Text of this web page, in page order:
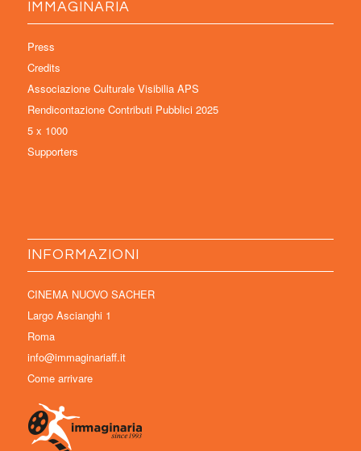
IMMAGINARIA
Press
Credits
Associazione Culturale Visibilia APS
Rendicontazione Contributi Pubblici 2025
5 x 1000
Supporters
INFORMAZIONI
CINEMA NUOVO SACHER
Largo Ascianghi 1
Roma
info@immaginariaff.it
Come arrivare